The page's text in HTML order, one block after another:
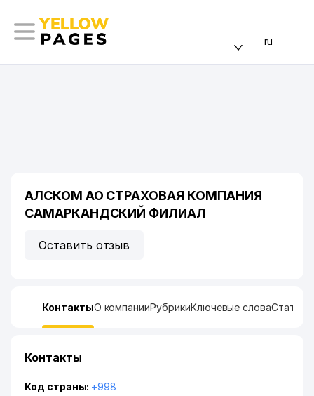
ru
АЛСКОМ АО СТРАХОВАЯ КОМПАНИЯ
САМАРКАНДСКИЙ ФИЛИАЛ
Оставить отзыв
КонтактыО компанииРубрикиКлючевые слова
Контакты
Код страны: +998